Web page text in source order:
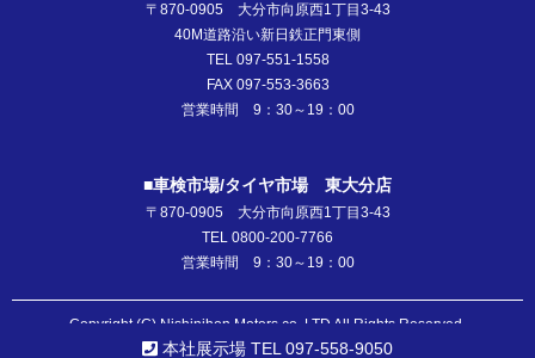
〒870-0905 大分市向原西1丁目3-43
40M道路沿い新日鉄正門東側
TEL 097-551-1558
FAX 097-553-3663
営業時間 9：30～19：00
■車検市場/タイヤ市場 東大分店
〒870-0905 大分市向原西1丁目3-43
TEL 0800-200-7766
営業時間 9：30～19：00
Copyright (C) Nishinihon Motors co.,LTD All Rights Reserved.
本社展示場 TEL 097-558-9050